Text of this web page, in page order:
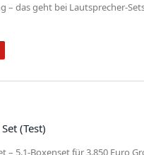
– das geht bei Lautsprecher-
(Test)
– 5.1-Boxenset für 3.850 Euro